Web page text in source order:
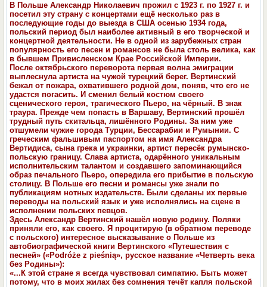
В Польше Александр Николаевич прожил с 1923 г. по 1927 г. и
посетил эту страну с концертами ещё несколько раз в
последующие годы до выезда в США осенью 1934 года,
польский период был наиболее активный в его творческой и
концертной деятельности. Не в одной из зарубежных стран
популярность его песен и романсов не была столь велика, как
в бывшем Привисленском Крае Российской Империи.
После октябрьского переворота первая волна эмиграции
выплеснула артиста на чужой турецкий берег. Вертинский
бежал от пожара, охватившего родной дом, поняв, что его не
удастся погасить. И сменил белый костюм своего
сценического героя, трагического Пьеро, на чёрный. В знак
траура. Прежде чем попасть в Варшаву, Вертинский прошёл
трудный путь скитальца, лишённого Родины. За ним уже
отшумели чужие города Турции, Бессарабии и Румынии. С
греческим фальшивым паспортом на имя Александра
Вертидиса, сына грека и украинки, артист пересёк румынско-
польскую границу. Слава артиста, одарённого уникальным
исполнительским талантом и создавшего запоминающийся
образ печального Пьеро, опередила его прибытие в польскую
столицу. В Польше его песни и романсы уже знали по
публикациям нотных издательств. Были сделаны их первые
переводы на польский язык и уже исполнялись на сцене в
исполнении польских певцов.
Здесь Александр Вертинский нашёл новую родину. Поляки
приняли его, как своего. Я процитирую (в обратном переводе
с польского) интересное высказывание о Польше из
автобиографической книги Вертинского «Путешествия с
песней» («Podróże zpieśnią», русское название «Четверть века
без Родины»):
«...К этой стране я всегда чувствовал симпатию. Быть может
потому, что в моих жилах без сомнения течёт капля польской